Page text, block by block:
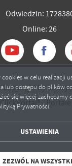
Odwiedzin:
Online: 26
Copyright by
-
w celu realizacji
lub dostępu do plików
się więcej zachęcamy
Prywatności.
USTAWIENIA
ZEZWÓL NA
ZEZWÓL NA